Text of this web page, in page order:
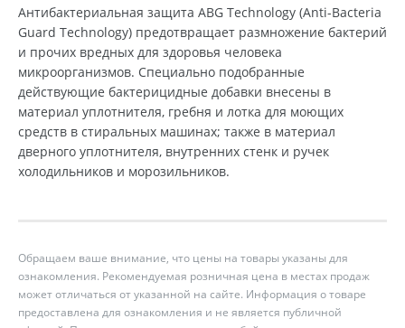
Антибактериальная защита ABG Technology (Anti-Bacteria
Guard Technology) предотвращает размножение бактерий
и прочих вредных для здоровья человека
микроорганизмов. Специально подобранные
действующие бактерицидные добавки внесены в
материал уплотнителя, гребня и лотка для моющих
средств в стиральных машинах; также в материал
дверного уплотнителя, внутренних стенк и ручек
холодильников и морозильников.
Обращаем ваше внимание, что цены на товары указаны для
ознакомления. Рекомендуемая розничная цена в местах продаж
может отличаться от указанной на сайте. Информация о товаре
предоставлена для ознакомления и не является публичной